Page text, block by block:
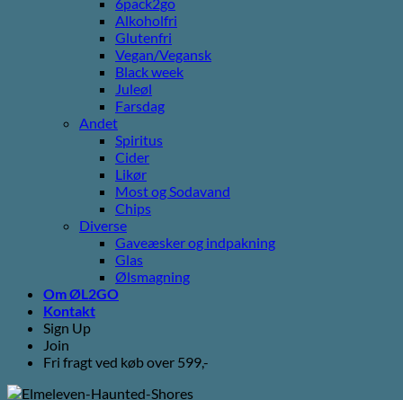
Alkoholfri
Glutenfri
Vegan/Vegansk
Black week
Juleøl
Farsdag
Andet
Spiritus
Cider
Likør
Most og Sodavand
Chips
Diverse
Gaveæsker og indpakning
Glas
Ølsmagning
Om ØL2GO
Kontakt
Sign Up
Join
Fri fragt ved køb over 599,-